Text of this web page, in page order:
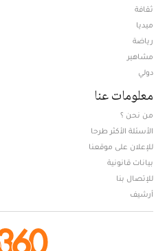
ثقافة
ميديا
رياضة
مشاهير
دولي
معلومات عنا
من نحن ؟
الأسئلة الأكثر طرحا
للإعلان على موقعنا
بيانات قانونية
للإتصال بنا
أرشيف